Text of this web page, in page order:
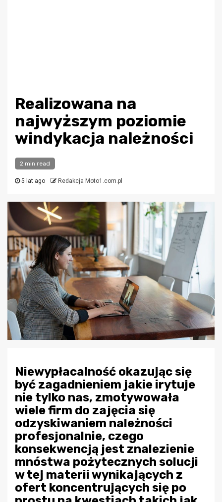
Realizowana na
najwyższym poziomie
windykacja należności
2 min read
5 lat ago Redakcja Moto1.com.pl
Niewypłacalność okazując się
być zagadnieniem jakie irytuje
nie tylko nas, zmotywowała
wiele firm do zajęcia się
odzyskiwaniem należności
profesjonalnie, czego
konsekwencją jest znalezienie
mnóstwa pożytecznych solucji
w tej materii wynikających z
ofert koncentrujących się po